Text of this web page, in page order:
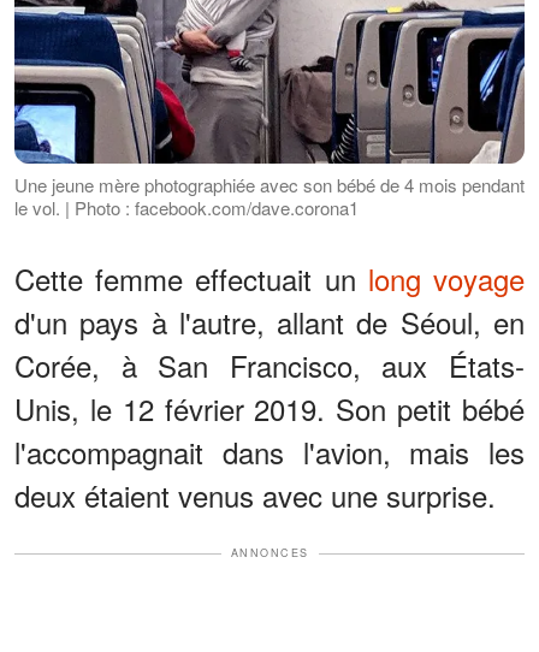
Une jeune mère photographiée avec son bébé de 4 mois pendant
le vol. | Photo : facebook.com/dave.corona1
Cette femme effectuait un long voyage
d'un pays à l'autre, allant de Séoul, en
Corée, à San Francisco, aux États-
Unis, le 12 février 2019. Son petit bébé
l'accompagnait dans l'avion, mais les
deux étaient venus avec une surprise.
ANNONCES